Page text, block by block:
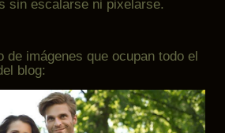
sin escalarse ni pixelarse.
de imágenes que ocupan todo el
blog: